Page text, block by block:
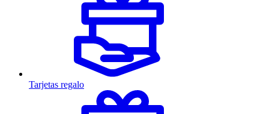
Tarjetas regalo